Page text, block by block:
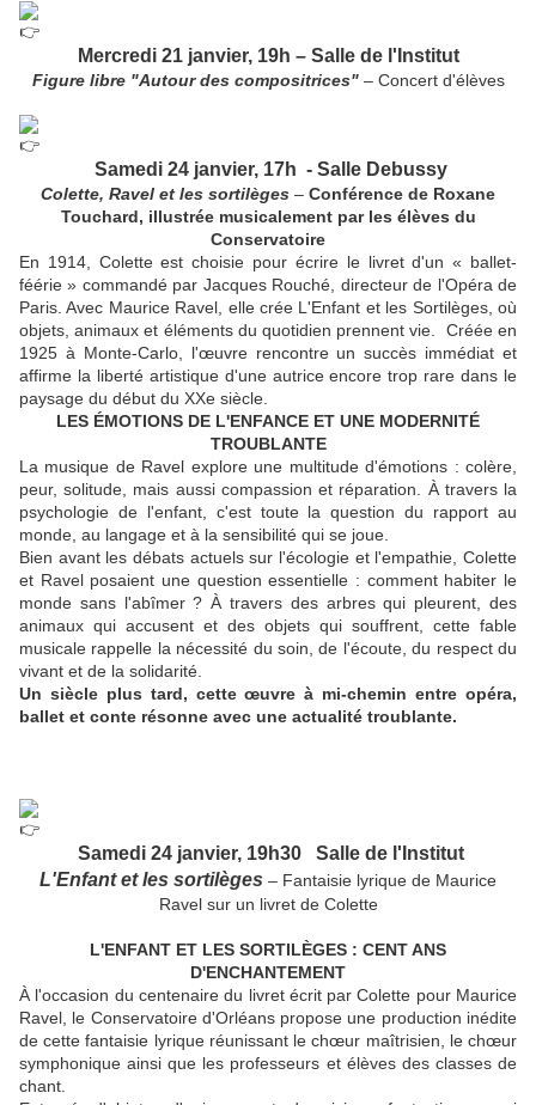
Mercredi 21 janvier, 19h – Salle de l'Institut
Figure libre "Autour des compositrices"– Concert d'élèves
Samedi 24 janvier, 17h - Salle Debussy
Colette, Ravel et les sortilèges – Conférence de Roxane
Touchard, illustrée musicalement par les élèves du
Conservatoire
En 1914, Colette est choisie pour écrire le livret d'un « ballet-
féérie » commandé par Jacques Rouché, directeur de l'Opéra de
Paris. Avec Maurice Ravel, elle crée L'Enfant et les Sortilèges, où
objets, animaux et éléments du quotidien prennent vie. Créée en
1925 à Monte-Carlo, l'œuvre rencontre un succès immédiat et
affirme la liberté artistique d'une autrice encore trop rare dans le
paysage du début du XXe siècle.
LES ÉMOTIONS DE L'ENFANCE ET UNE MODERNITÉ
TROUBLANTE
La musique de Ravel explore une multitude d'émotions : colère,
peur, solitude, mais aussi compassion et réparation. À travers la
psychologie de l'enfant, c'est toute la question du rapport au
monde, au langage et à la sensibilité qui se joue.
Bien avant les débats actuels sur l'écologie et l'empathie, Colette
et Ravel posaient une question essentielle : comment habiter le
monde sans l'abîmer ? À travers des arbres qui pleurent, des
animaux qui accusent et des objets qui souffrent, cette fable
musicale rappelle la nécessité du soin, de l'écoute, du respect du
vivant et de la solidarité.
Un siècle plus tard, cette œuvre à mi-chemin entre opéra,
ballet et conte résonne avec une actualité troublante.
Samedi 24 janvier, 19h30 Salle de l'Institut
L'Enfant et les sortilèges – Fantaisie lyrique de Maurice
Ravel sur un livret de Colette
L'ENFANT ET LES SORTILÈGES : CENT ANS
D'ENCHANTEMENT
À l'occasion du centenaire du livret écrit par Colette pour Maurice
Ravel, le Conservatoire d'Orléans propose une production inédite
de cette fantaisie lyrique réunissant le chœur maîtrisien, le chœur
symphonique ainsi que les professeurs et élèves des classes de
chant.